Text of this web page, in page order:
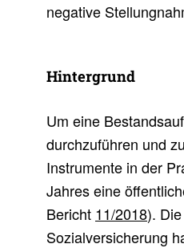
negative
Hinter­grund
Um eine
durchzuführen und
Instrumente in der
Jahres eine
Bericht 11/2018).
Sozialversicherung